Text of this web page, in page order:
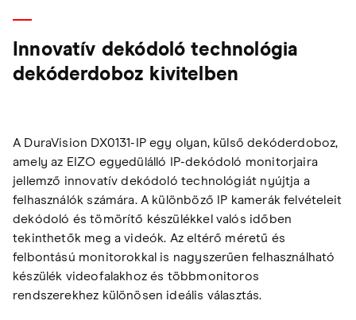
Innovatív dekódoló technológia
dekóderdoboz kivitelben
A DuraVision DX0131-IP egy olyan, külső dekóderdoboz,
amely az EIZO egyedülálló IP-dekódoló monitorjaira
jellemző innovatív dekódoló technológiát nyújtja a
felhasználók számára. A különböző IP kamerák felvételeit
dekódoló és tömörítő készülékkel valós időben
tekinthetők meg a videók. Az eltérő méretű és
felbontású monitorokkal is nagyszerűen felhasználható
készülék videofalakhoz és többmonitoros
rendszerekhez különösen ideális választás.